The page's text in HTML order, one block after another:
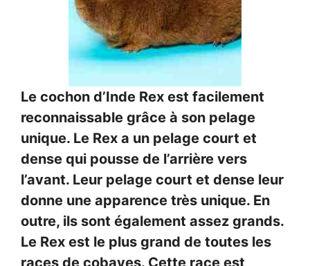
Le cochon d’Inde Rex est facilement
reconnaissable grâce à son pelage
unique. Le Rex a un pelage court et
dense qui pousse de l’arrière vers
l’avant. Leur pelage court et dense leur
donne une apparence très unique. En
outre, ils sont également assez grands.
Le Rex est le plus grand de toutes les